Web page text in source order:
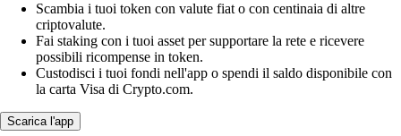
Scambia i tuoi token con valute fiat o con centinaia di altre
criptovalute.
Fai staking con i tuoi asset per supportare la rete e ricevere
possibili ricompense in token.
Custodisci i tuoi fondi nell'app o spendi il saldo disponibile con
la carta Visa di Crypto.com.
Scarica l'app